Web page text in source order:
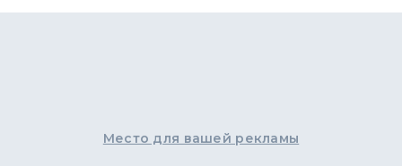
Место для вашей рекламы